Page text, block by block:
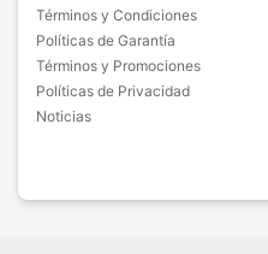
Términos y Condiciones
Políticas de Garantía
Términos y Promociones
Políticas de Privacidad
Noticias